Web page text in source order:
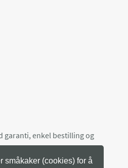
garanti, enkel bestilling og
småkaker (cookies) for å